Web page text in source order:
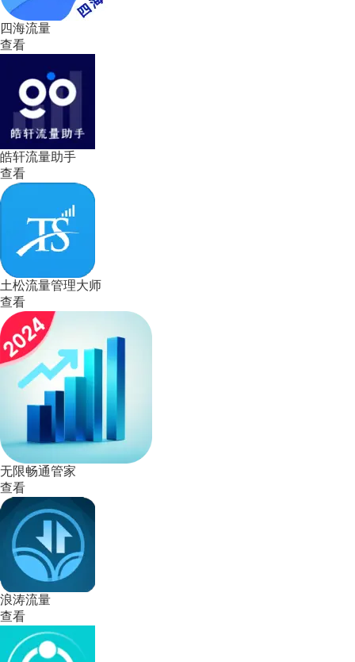
四海流量
查看
皓轩流量助手
查看
土松流量管理大师
查看
无限畅通管家
查看
浪涛流量
查看